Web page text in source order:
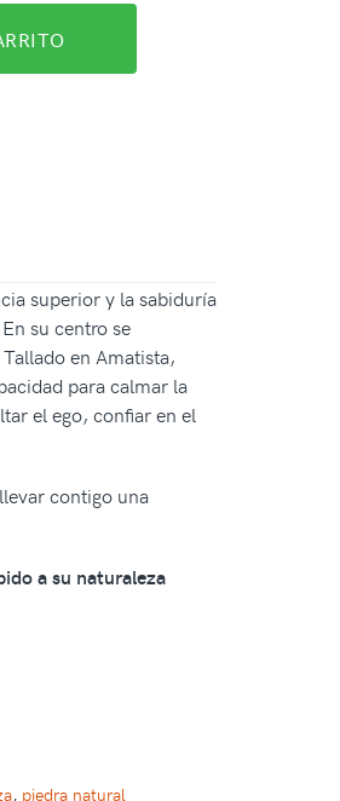
superior y la sabiduría
su centro se
en Amatista,
para calmar la
el ego, confiar en el
contigo una
a su naturaleza
, piedra natural